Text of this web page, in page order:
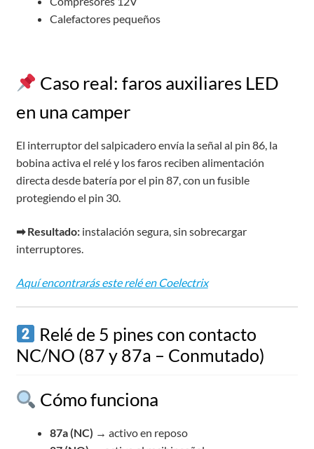
Calefactores pequeños
Caso real: faros auxiliares LED
en una camper
El interruptor del salpicadero envía la señal al pin 86, la
bobina activa el relé y los faros reciben alimentación
directa desde batería por el pin 87, con un fusible
protegiendo el pin 30.
➡ Resultado:instalación segura, sin sobrecargar
interruptores.
Aquí encontrarás este relé en Coelectrix
Relé de 5 pines con contacto
NC/NO (87 y 87a – Conmutado)
Cómo funciona
87a (NC) → activo en reposo